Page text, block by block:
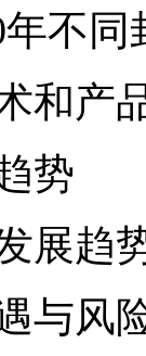
年不
和产
势
展趋
与风